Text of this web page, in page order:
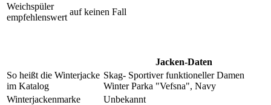
Weichspüler
empfehlenswert
auf keinen Fall
Jacken-Daten
So heißt die Winterjacke
im Katalog
Skag- Sportiver funktioneller Damen
Winter Parka "Vefsna", Navy
Winterjackenmarke
Unbekannt